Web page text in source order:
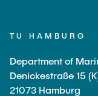
TU HAMBURG
Department of
Denickestraße 15
21073 Hamburg